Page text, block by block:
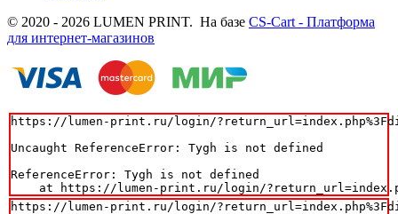
© 2020 - 2026 LUMEN PRINT. На базе CS-Cart - Платформа
для интернет-магазинов
https://lumen-print.ru/login/
Uncaught ReferenceError: Tygh is not defined
ReferenceError: Tygh is not defined
at https://lumen-print.ru/login/
https://lumen-print.ru/login/